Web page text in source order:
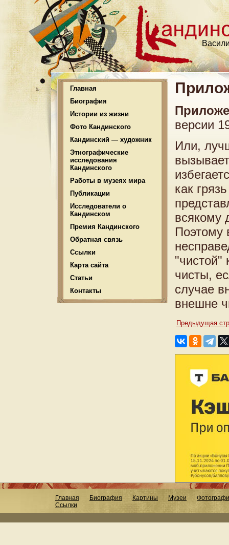
Главная
Биография
Истории из жизни
Фото Кандинского
Кандинский — художник
Этнографические
исследования
Кандинского
Работы в музеях мира
Публикации
Исследователи о
Кандинском
Премия Кандинского
Обратная связь
Ссылки
Карта сайта
Статьи
Контакты
версии
Или,
как
всякому
Поэтому
"чистой"
чисты,
случае
внешне
Предыдущая
Главная Биография Картины Музеи
Ссылки